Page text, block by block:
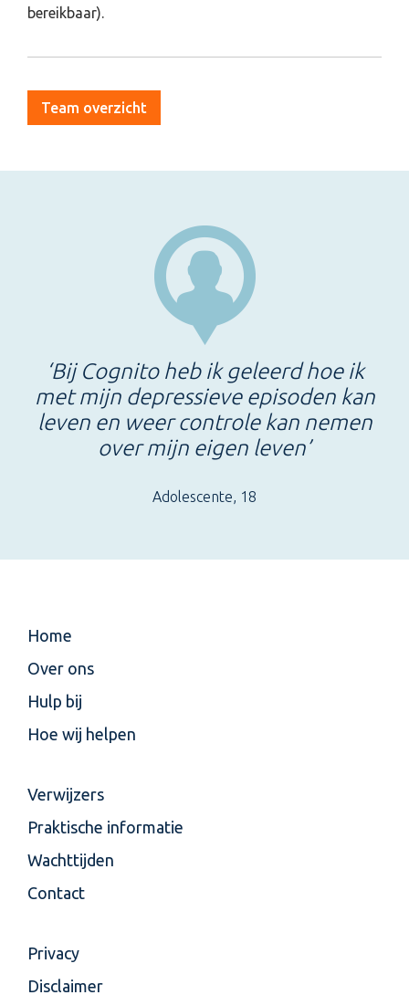
bereikbaar).
Team overzicht
‘Bij Cognito heb ik geleerd hoe ik
met mijn depressieve episoden kan
leven en weer controle kan nemen
over mijn eigen leven’
Adolescente, 18
Home
Over ons
Hulp bij
Hoe wij helpen
Verwijzers
Praktische informatie
Wachttijden
Contact
Privacy
Disclaimer